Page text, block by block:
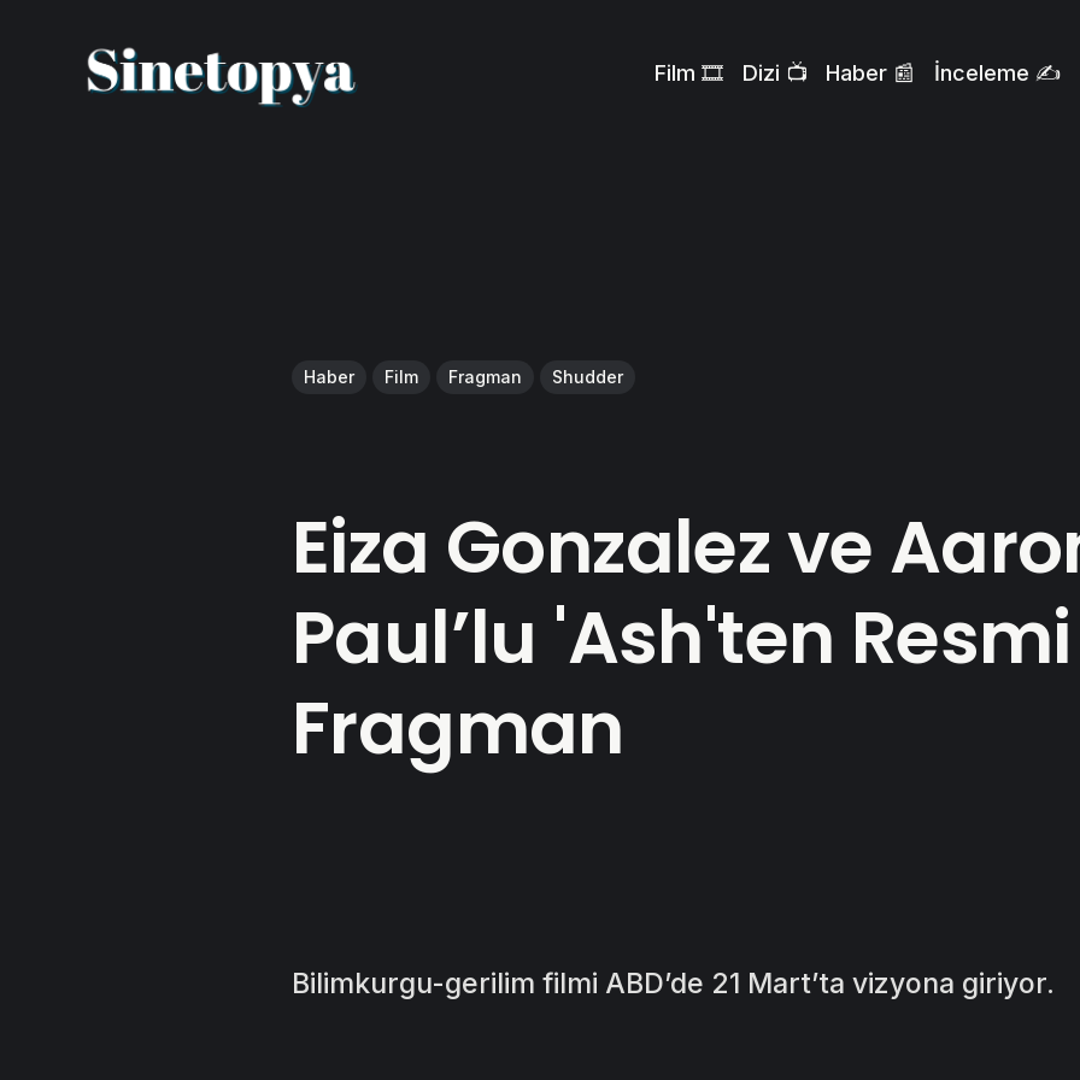
Film 🎞️ Dizi 📺 Haber 📰 İnceleme ✍️
Haber Film Fragman Shudder
Eiza Gonzalez ve
Paul’lu 'Ash'ten Resmi
Fragman
Bilimkurgu-gerilim filmi ABD’de 21 Mart’ta vizyona giriyor.